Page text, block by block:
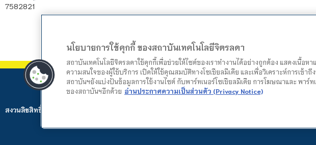
7582821
สงวนลิขสิทธิ์ © 2024 สถาบันเทคโนโลยีจิตรลดา. Web by
นโยบายการใช้คุกกี้ ของสถาบันเทคโนโลยีจิตรลดา
สถาบันเทคโนโลยีจิตรลดาใช้คุกกี้เพื่อช่วยให้ไซต์ของเราทำงานได้อย่างถูกต้อง แสดงเนื้อห
ความสนใจของผู้ใช้บริการ เปิดให้ใช้คุณสมบัติทางโซเชียลมีเดีย และเพื่อวิเคราะห์การเข้า
สถาบันฯยังแบ่งปันข้อมูลการใช้งานไซต์ กับพาร์ทเนอร์โซเชียลมีเดีย การโฆษณาและ พาร์ท
ของสถาบันฯอีกด้วย อ่านประกาศความเป็นส่วนตัว (Privacy Notice)